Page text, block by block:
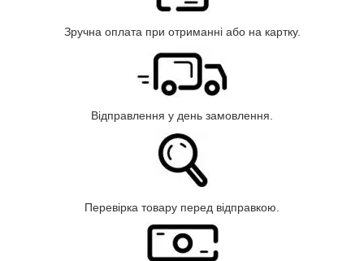
Зручна оплата при отриманні або на картку.
Відправлення у день замовлення.
Перевірка товару перед відправкою.